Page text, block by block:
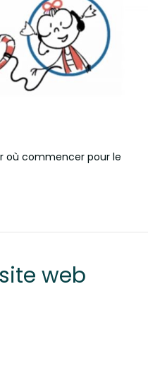
où commencer pour le
web